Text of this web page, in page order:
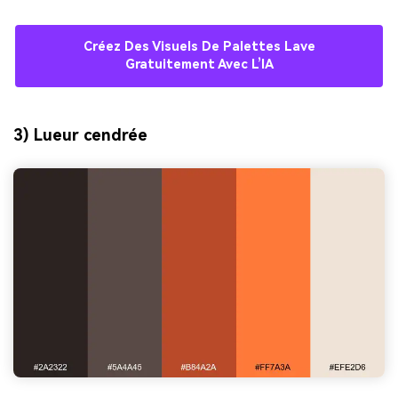
Créez Des Visuels De Palettes Lave
Gratuitement Avec L’IA
3) Lueur cendrée